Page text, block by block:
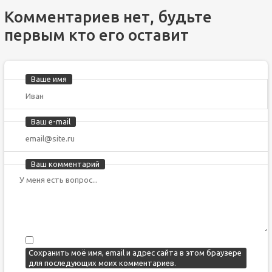
Комментариев нет, будьте
первым кто его оставит
Ваше имя
Ваш e-mail
Ваш комментарий
Сохранить моё имя, email и адрес сайта в этом браузере
для последующих моих комментариев.